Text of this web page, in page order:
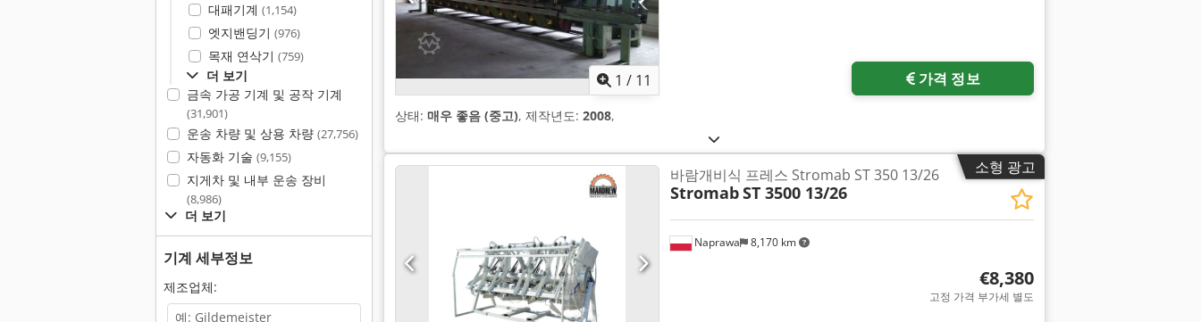
대패기계 (1,154)
엣지밴딩기 (976)
목재 연삭기 (759)
더 보기
금속 가공 기계 및 공작 기계
(31,901)
운송 차량 및 상용 차량 (27,756)
자동화 기술 (9,155)
지게차 및 내부 운송 장비
(8,986)
더 보기
기계 세부정보
제조업체:
1 / 11 가격 정보
상태: 매우 좋음 (중고), 제작년도: 2008,
소형 광고
Naprawa 8,170 km
바람개비식 프레스 Stromab ST 350 13/26
StromabST 3500 13/26
€8,380
고정 가격 부가세 별도